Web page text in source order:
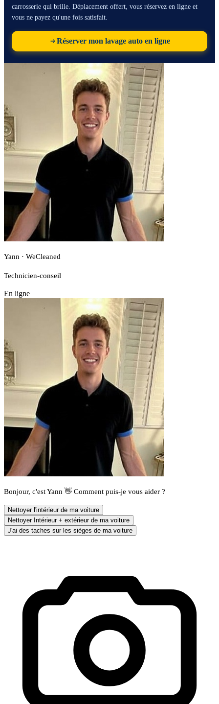
carrosserie qui brille. Déplacement offert, vous réservez en ligne et
vous ne payez qu'une fois satisfait.
Réserver mon lavage auto en ligne
Yann · WeCleaned
Technicien-conseil
En ligne
Bonjour, c'est Yann 👋 Comment puis-je vous aider ?
Nettoyer l'intérieur de ma voiture
Nettoyer Intérieur + extérieur de ma voiture
J'ai des taches sur les sièges de ma voiture